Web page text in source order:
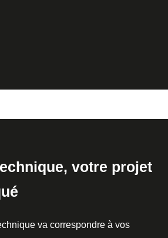
votre projet
va correspondre à vos